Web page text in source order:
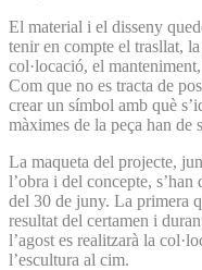
El material i el disseny
tenir en compte el trasllat,
col·locació, el
Com que no es tracta de
crear un símbol amb què
màximes de la peça han de
La maqueta del projecte,
l’obra i del concepte, s’han
del 30 de juny. La primera
resultat del certamen i
l’agost es realitzarà la
l’escultura al cim.